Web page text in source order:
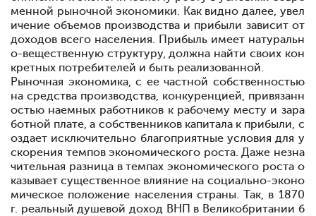
менной рыночной экономики. Как видно далее, увел
ичение объемов производства и прибыли зависит от
доходов всего населения. Прибыль имеет натуральн
о-вещественную структуру, должна найти своих кон
кретных потребителей и быть реализованной.
Рыночная экономика, с ее частной собственностью
на средства производства, конкуренцией, привязанн
остью наемных работников к рабочему месту и зара
ботной плате, а собственников капитала к прибыли, с
оздает исключительно благоприятные условия для у
скорения темпов экономического роста. Даже незна
чительная разница в темпах экономического роста о
казывает существенное влияние на социально-эконо
мическое положение населения страны. Так, в 1870
г. реальный душевой доход ВНП в Великобритании б